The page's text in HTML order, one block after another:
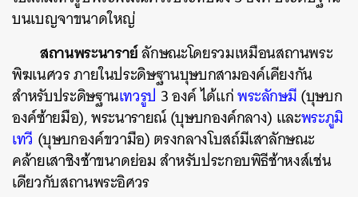
บนเบญจาขนาดใหญ่
สถานพระนาราย์ลักษณะโดยรวมเหมือนสถานพระ
พิฆเนศวร ภายในประดิษฐานบุษบกสามองค์เคียงกัน
สำหรับประดิษฐานเทวรูป 3 องค์ ได้แก่พระลักษมี(บุษบก
องค์ซ้ายมือ), พระนารายณ์ (บุษบกองค์กลาง) และพระภูมิ
เทวี (บุษบกองค์ขวามือ) ตรงกลางโบสถ์มีเสาลักษณะ
คล้ายเสาชิงช้าขนาดย่อม สำหรับประกอบพิธีช้าหงส์เช่น
เดียวกับสถานพระอิศวร